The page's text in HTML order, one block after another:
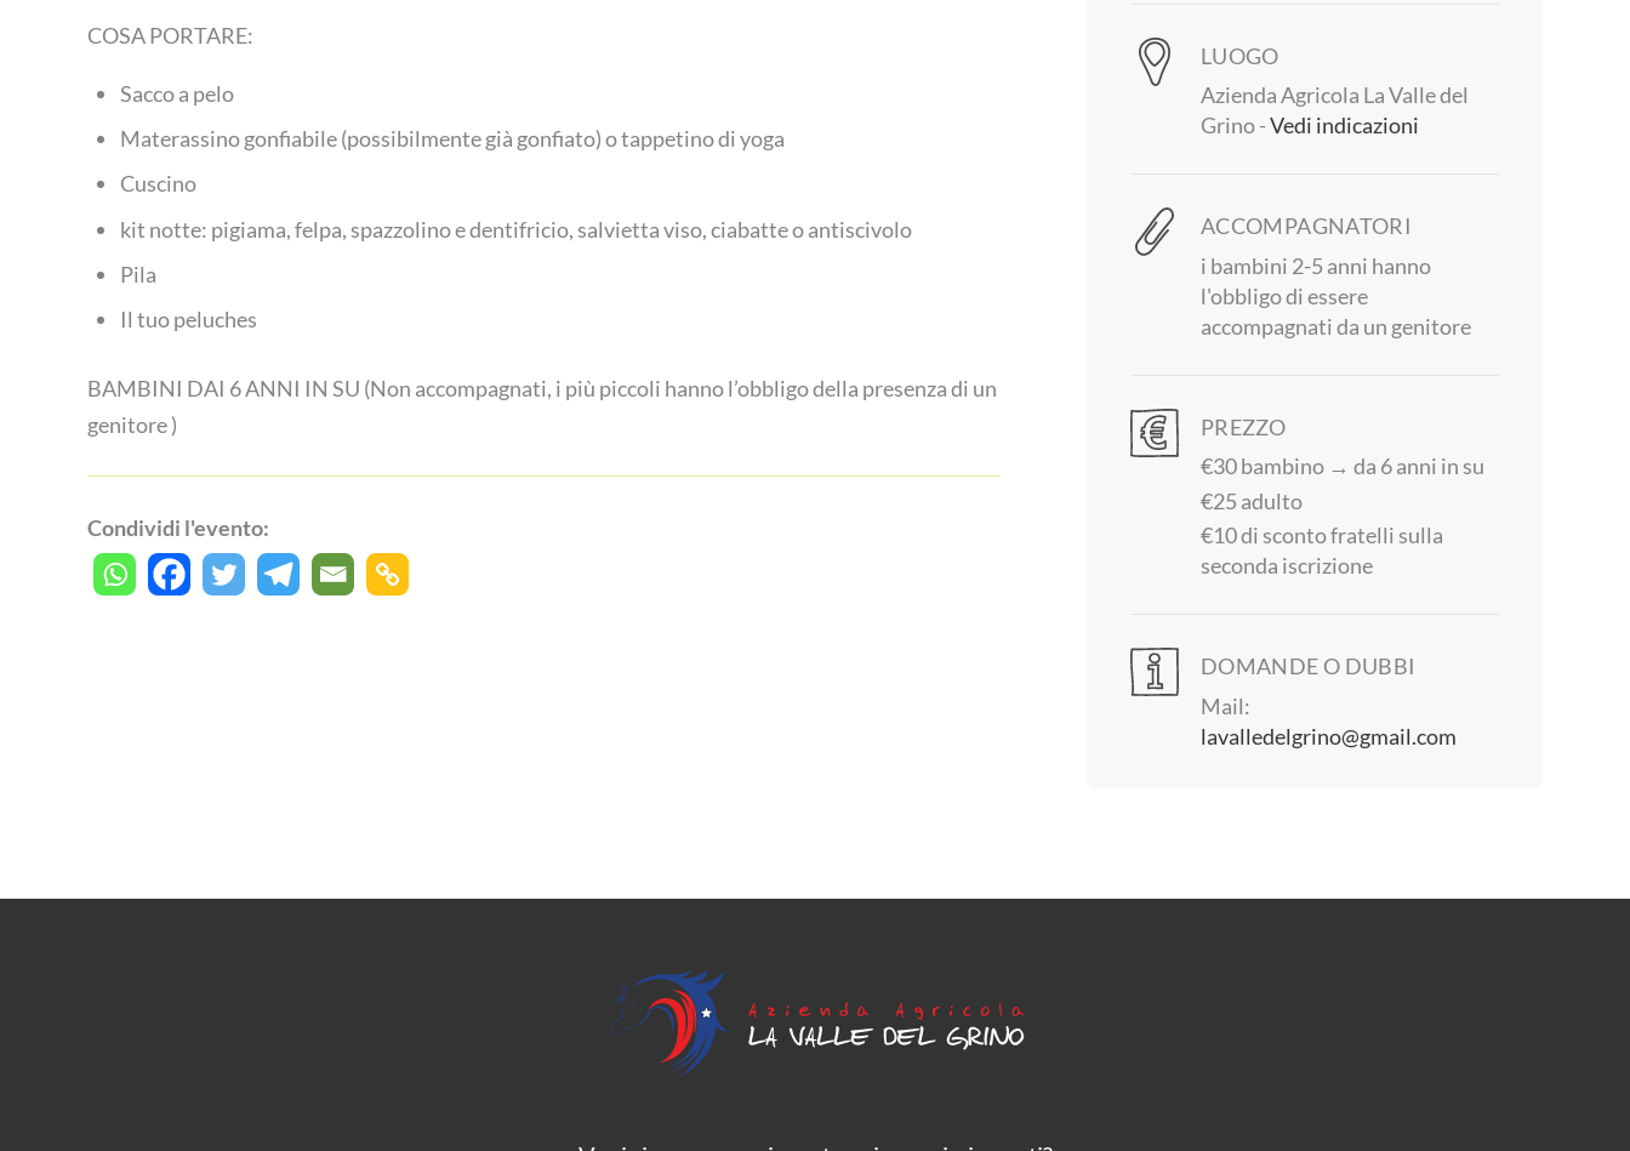
COSA PORTARE:
Sacco a pelo
Materassino gonfiabile (possibilmente già gonfiato) o tappetino di yoga
Cuscino
kit notte: pigiama, felpa, spazzolino e dentifricio, salvietta viso, ciabatte o antiscivolo
Pila
Il tuo peluches
BAMBINI DAI 6 ANNI IN SU (Non accompagnati, i più piccoli hanno l’obbligo della presenza di un
genitore )
Condividi l'evento:
LUOGO
Azienda Agricola La Valle del
Grino -Vedi indicazioni
ACCOMPAGNATORI
i bambini 2-5 anni hanno
l'obbligo di essere
accompagnati da un genitore
PREZZO
€30 bambino → da 6 anni in su
€25 adulto
€10 di sconto fratelli sulla
seconda iscrizione
DOMANDE O DUBBI
Mail:
lavalledelgrino@gmail.com